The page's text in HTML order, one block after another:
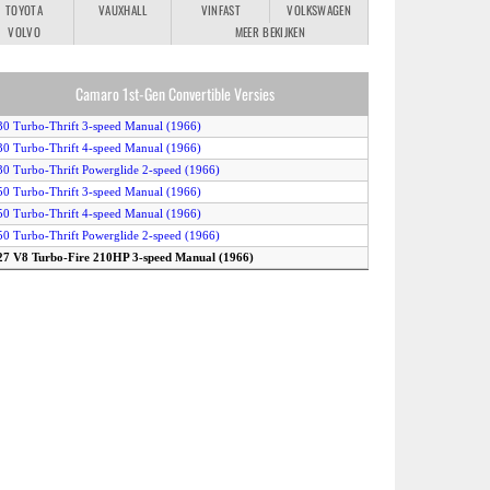
TOYOTA
VAUXHALL VINFAST
VOLKSWAGEN
VOLVO
MEER BEKIJKEN
Camaro 1st-Gen Convertible Versies
Turbo-Thrift 3-speed Manual (1966)
Turbo-Thrift 4-speed Manual (1966)
Turbo-Thrift Powerglide 2-speed (1966)
Turbo-Thrift 3-speed Manual (1966)
Turbo-Thrift 4-speed Manual (1966)
Turbo-Thrift Powerglide 2-speed (1966)
V8 Turbo-Fire 210HP 3-speed Manual (1966)